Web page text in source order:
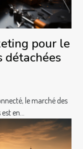
pour le
détachées
le marché des
en...